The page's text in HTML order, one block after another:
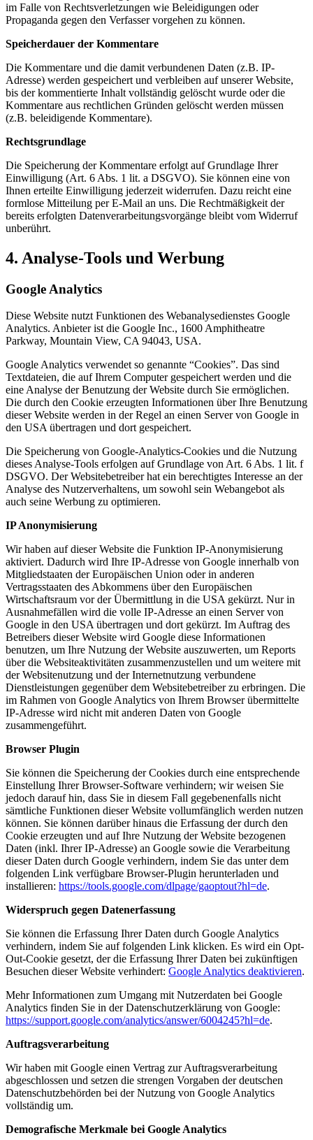
im Falle von Rechtsverletzungen wie Beleidigungen oder
Propaganda gegen den Verfasser vorgehen zu können.
Speicherdauer der Kommentare
Die Kommentare und die damit verbundenen Daten (z.B. IP-
Adresse) werden gespeichert und verbleiben auf unserer Website,
bis der kommentierte Inhalt vollständig gelöscht wurde oder die
Kommentare aus rechtlichen Gründen gelöscht werden müssen
(z.B. beleidigende Kommentare).
Rechtsgrundlage
Die Speicherung der Kommentare erfolgt auf Grundlage Ihrer
Einwilligung (Art. 6 Abs. 1 lit. a DSGVO). Sie können eine von
Ihnen erteilte Einwilligung jederzeit widerrufen. Dazu reicht eine
formlose Mitteilung per E-Mail an uns. Die Rechtmäßigkeit der
bereits erfolgten Datenverarbeitungsvorgänge bleibt vom Widerruf
unberührt.
4. Analyse-Tools und Werbung
Google Analytics
Diese Website nutzt Funktionen des Webanalysedienstes Google
Analytics. Anbieter ist die Google Inc., 1600 Amphitheatre
Parkway, Mountain View, CA 94043, USA.
Google Analytics verwendet so genannte “Cookies”. Das sind
Textdateien, die auf Ihrem Computer gespeichert werden und die
eine Analyse der Benutzung der Website durch Sie ermöglichen.
Die durch den Cookie erzeugten Informationen über Ihre Benutzung
dieser Website werden in der Regel an einen Server von Google in
den USA übertragen und dort gespeichert.
Die Speicherung von Google-Analytics-Cookies und die Nutzung
dieses Analyse-Tools erfolgen auf Grundlage von Art. 6 Abs. 1 lit. f
DSGVO. Der Websitebetreiber hat ein berechtigtes Interesse an der
Analyse des Nutzerverhaltens, um sowohl sein Webangebot als
auch seine Werbung zu optimieren.
IP Anonymisierung
Wir haben auf dieser Website die Funktion IP-Anonymisierung
aktiviert. Dadurch wird Ihre IP-Adresse von Google innerhalb von
Mitgliedstaaten der Europäischen Union oder in anderen
Vertragsstaaten des Abkommens über den Europäischen
Wirtschaftsraum vor der Übermittlung in die USA gekürzt. Nur in
Ausnahmefällen wird die volle IP-Adresse an einen Server von
Google in den USA übertragen und dort gekürzt. Im Auftrag des
Betreibers dieser Website wird Google diese Informationen
benutzen, um Ihre Nutzung der Website auszuwerten, um Reports
über die Websiteaktivitäten zusammenzustellen und um weitere mit
der Websitenutzung und der Internetnutzung verbundene
Dienstleistungen gegenüber dem Websitebetreiber zu erbringen. Die
im Rahmen von Google Analytics von Ihrem Browser übermittelte
IP-Adresse wird nicht mit anderen Daten von Google
zusammengeführt.
Browser Plugin
Sie können die Speicherung der Cookies durch eine entsprechende
Einstellung Ihrer Browser-Software verhindern; wir weisen Sie
jedoch darauf hin, dass Sie in diesem Fall gegebenenfalls nicht
sämtliche Funktionen dieser Website vollumfänglich werden nutzen
können. Sie können darüber hinaus die Erfassung der durch den
Cookie erzeugten und auf Ihre Nutzung der Website bezogenen
Daten (inkl. Ihrer IP-Adresse) an Google sowie die Verarbeitung
dieser Daten durch Google verhindern, indem Sie das unter dem
folgenden Link verfügbare Browser-Plugin herunterladen und
installieren: https://tools.google.com/dlpage/gaoptout?hl=de.
Widerspruch gegen Datenerfassung
Sie können die Erfassung Ihrer Daten durch Google Analytics
verhindern, indem Sie auf folgenden Link klicken. Es wird ein Opt-
Out-Cookie gesetzt, der die Erfassung Ihrer Daten bei zukünftigen
Besuchen dieser Website verhindert: Google Analytics deaktivieren.
Mehr Informationen zum Umgang mit Nutzerdaten bei Google
Analytics finden Sie in der Datenschutzerklärung von Google:
https://support.google.com/analytics/answer/6004245?hl=de.
Auftragsverarbeitung
Wir haben mit Google einen Vertrag zur Auftragsverarbeitung
abgeschlossen und setzen die strengen Vorgaben der deutschen
Datenschutzbehörden bei der Nutzung von Google Analytics
vollständig um.
Demografische Merkmale bei Google Analytics